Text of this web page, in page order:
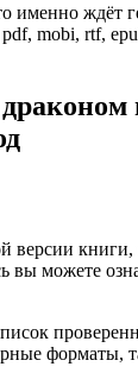
mobi, rtf,
можете